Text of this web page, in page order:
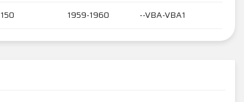
150 1959-1960 --VBA-VBA1